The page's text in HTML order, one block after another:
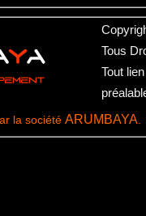
Tous
Tout
la société ARUMBAYA